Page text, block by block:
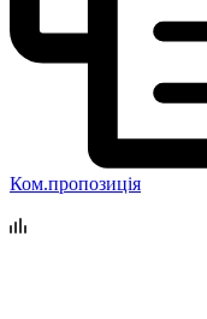
Ком.пропозиція